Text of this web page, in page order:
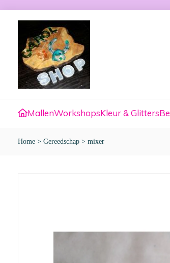
MallenWorkshopsKleur & Glitters
Home > Gereedschap > mixer